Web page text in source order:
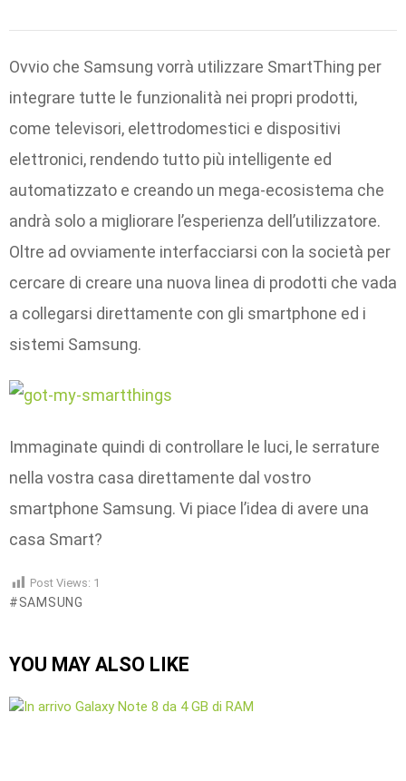
Ovvio che Samsung vorrà utilizzare SmartThing per
integrare tutte le funzionalità nei propri prodotti,
come televisori, elettrodomestici e dispositivi
elettronici, rendendo tutto più intelligente ed
automatizzato e creando un mega-ecosistema che
andrà solo a migliorare l’esperienza dell’utilizzatore.
Oltre ad ovviamente interfacciarsi con la società per
cercare di creare una nuova linea di prodotti che vada
a collegarsi direttamente con gli smartphone ed i
sistemi Samsung.
Immaginate quindi di controllare le luci, le serrature
nella vostra casa direttamente dal vostro
smartphone Samsung. Vi piace l’idea di avere una
casa Smart?
Post Views: 1
SAMSUNG
YOU MAY ALSO LIKE